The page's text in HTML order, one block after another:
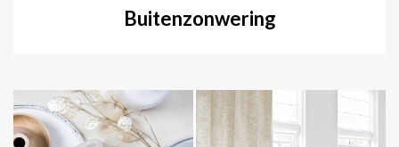
Buitenzonwering